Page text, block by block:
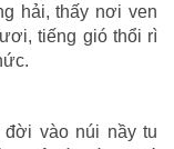
hải, thấy nơi ven
tiếng gió thổi rì
vào núi nầy tu